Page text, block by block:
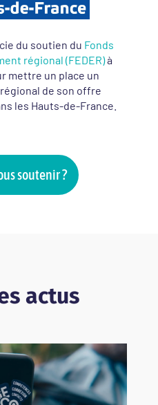
du soutien du Fonds
régional (FEDER)à
mettre un place un
de son offre
les Hauts-de-France.
soutenir ?
actus